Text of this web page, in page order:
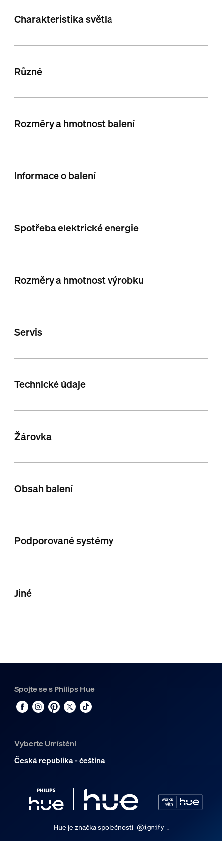
Charakteristika světla
Různé
Rozměry a hmotnost balení
Informace o balení
Spotřeba elektrické energie
Rozměry a hmotnost výrobku
Servis
Technické údaje
Žárovka
Obsah balení
Podporované systémy
Jiné
Spojte se s Philips Hue
Vyberte Umístění
Česká republika - čeština
Hue je značka společnosti .